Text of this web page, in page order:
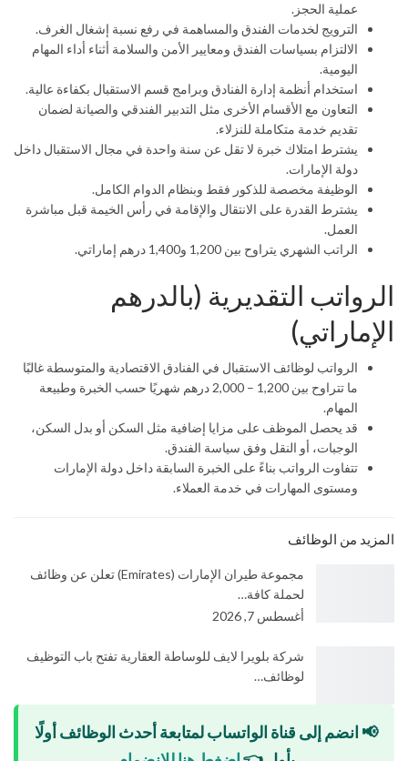
عملية الحجز.
الترويج لخدمات الفندق والمساهمة في رفع نسبة إشغال الغرف.
الالتزام بسياسات الفندق ومعايير الأمن والسلامة أثناء أداء المهام
اليومية.
استخدام أنظمة إدارة الفنادق وبرامج قسم الاستقبال بكفاءة عالية.
التعاون مع الأقسام الأخرى مثل التدبير الفندقي والصيانة لضمان
تقديم خدمة متكاملة للنزلاء.
يشترط امتلاك خبرة لا تقل عن سنة واحدة في مجال الاستقبال داخل
دولة الإمارات.
الوظيفة مخصصة للذكور فقط وبنظام الدوام الكامل.
يشترط القدرة على الانتقال والإقامة في رأس الخيمة قبل مباشرة
العمل.
الراتب الشهري يتراوح بين 1,200 و1,400 درهم إماراتي.
الرواتب التقديرية (بالدرهم
الإماراتي)
الرواتب لوظائف الاستقبال في الفنادق الاقتصادية والمتوسطة غالبًا
ما تتراوح بين 1,200 – 2,000 درهم شهريًا حسب الخبرة وطبيعة
المهام.
قد يحصل الموظف على مزايا إضافية مثل السكن أو بدل السكن،
الوجبات، أو النقل وفق سياسة الفندق.
تتفاوت الرواتب بناءً على الخبرة السابقة داخل دولة الإمارات
ومستوى المهارات في خدمة العملاء.
المزيد من الوظائف
مجموعة طيران الإمارات (Emirates) تعلن عن وظائف
لحملة كافة…
أغسطس 7, 2026
شركة بلويرا لايف للوساطة العقارية تفتح باب التوظيف
لوظائف…
📢 انضم إلى قناة الواتساب لمتابعة أحدث الوظائف أولًا